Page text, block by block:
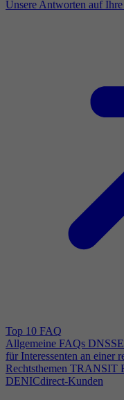
Unsere Antworten auf
Top 10 FAQ
Allgemeine FAQs
für Interessenten an einer
Rechtsthemen TRANSIT
DENICdirect-Kunden